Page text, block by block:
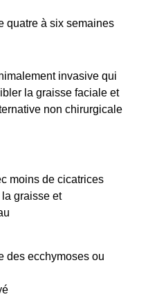
quatre à six semaines
invasive qui
la graisse faciale et
non chirurgicale
moins de cicatrices
graisse et
des ecchymoses ou